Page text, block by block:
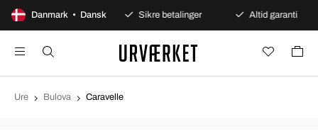
Danmark • Dansk
dages åbent køb Sikre betalinger Altid garanti
Ure Bulova Caravelle